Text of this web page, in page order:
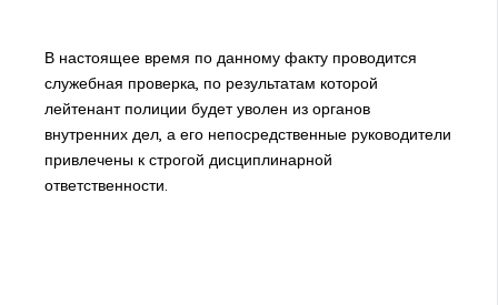
В настоящее время по данному факту проводится
служебная проверка, по результатам которой
лейтенант полиции будет уволен из органов
внутренних дел, а его непосредственные руководители
привлечены к строгой дисциплинарной
ответственности.